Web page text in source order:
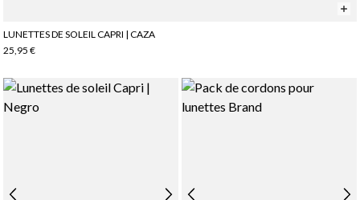
LUNETTES DE SOLEIL CAPRI | CAZA
25,95 €